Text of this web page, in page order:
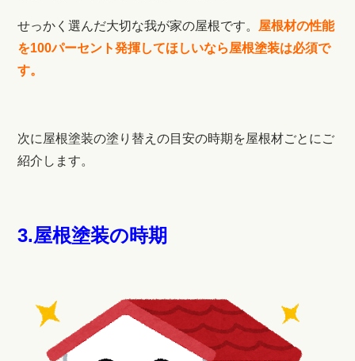
せっかく選んだ大切な我が家の屋根です。 屋根材の性能
を100パーセント発揮してほしいなら屋根塗装は必須で
す。
次に屋根塗装の塗り替えの目安の時期を屋根材ごとにご
紹介します。
3.屋根塗装の時期